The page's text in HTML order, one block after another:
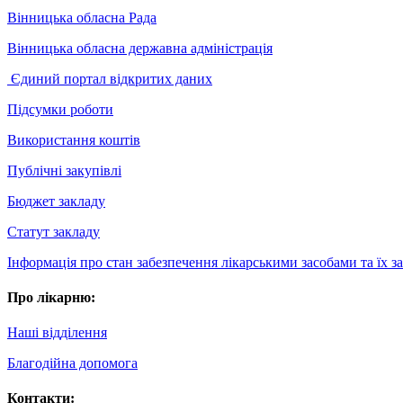
Вінницька обласна Рада
Вінницька обласна державна адміністрація
Єдиний портал відкритих даних
Підсумки роботи
Використання коштів
Публічні закупівлі
Бюджет закладу
Статут закладу
Інформація про стан забезпечення лікарськими засобами та їх
Про лікарню:
Наші відділення
Благодійна допомога
Контакти: